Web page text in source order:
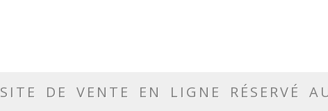
SITE DE VENTE EN LIGNE RÉSERVÉ